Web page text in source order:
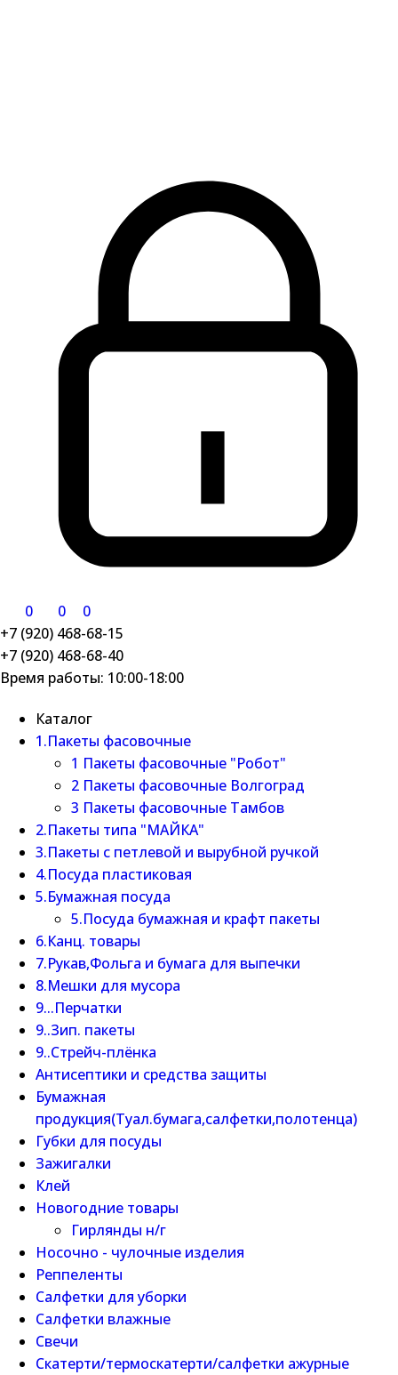
0 0
0
+7 (920) 468-68-15
+7 (920) 468-68-40
Время работы: 10:00-18:00
Каталог
1.Пакеты фасовочные
1 Пакеты фасовочные "Робот"
2 Пакеты фасовочные Волгоград
3 Пакеты фасовочные Тамбов
2.Пакеты типа "МАЙКА"
3.Пакеты с петлевой и вырубной ручкой
4.Посуда пластиковая
5.Бумажная посуда
5.Посуда бумажная и крафт пакеты
6.Канц. товары
7.Рукав,Фольга и бумага для выпечки
8.Мешки для мусора
9...Перчатки
9..Зип. пакеты
9..Стрейч-плёнка
Антисептики и средства защиты
Бумажная
продукция(Туал.бумага,салфетки,полотенца)
Губки для посуды
Зажигалки
Клей
Новогодние товары
Гирлянды н/г
Носочно - чулочные изделия
Реппеленты
Салфетки для уборки
Салфетки влажные
Свечи
Скатерти/термоскатерти/салфетки ажурные